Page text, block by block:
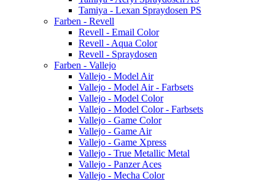
Tamiya - Lexan Spraydosen PS
Farben - Revell
Revell - Email Color
Revell - Aqua Color
Revell - Spraydosen
Farben - Vallejo
Vallejo - Model Air
Vallejo - Model Air - Farbsets
Vallejo - Model Color
Vallejo - Model Color - Farbsets
Vallejo - Game Color
Vallejo - Game Air
Vallejo - Game Xpress
Vallejo - True Metallic Metal
Vallejo - Panzer Aces
Vallejo - Mecha Color